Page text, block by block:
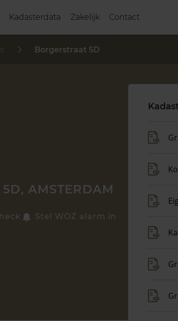
Kadasterdata Zakelijk Contact
Borgerstraat 5D
AMSTERDAM
Stel WOZ alarm in